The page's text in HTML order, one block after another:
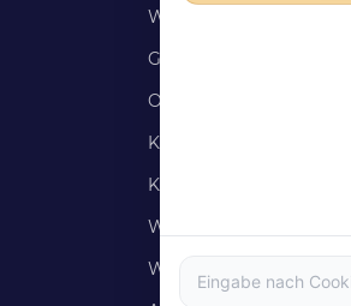
Webdesign
Google Ads
Onlineshop
KI-Agentur
KI Sicherheitscheck
Webentwicklung
WordPress Wartung